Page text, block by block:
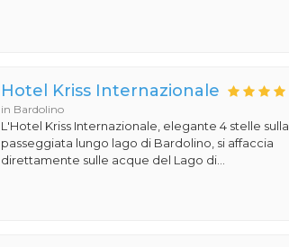
Hotel Kriss Internazionale
in Bardolino
L'Hotel Kriss Internazionale, elegante 4 stelle sulla
passeggiata lungo lago di Bardolino, si affaccia
direttamente sulle acque del Lago di...